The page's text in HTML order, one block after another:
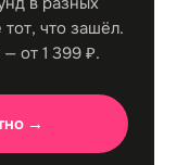
что зашёл.
от 1 399 ₽.
→